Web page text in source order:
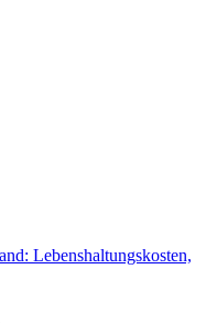
Lebenshaltungskosten,